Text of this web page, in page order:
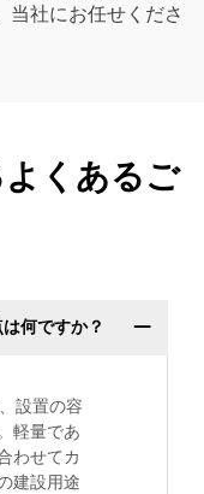
当社にお任せくださ
くあるご
何ですか？
設置の容
軽量であ
わせてカ
建設用途